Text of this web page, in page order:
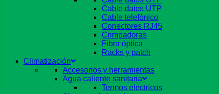
Cable datos UTP
Cable telefónico
Conectores RJ45
Crimpadoras
Fibra óptica
Racks y patch
Climatización
Accesorios y herramientas
Agua caliente sanitaria
Termos electricos